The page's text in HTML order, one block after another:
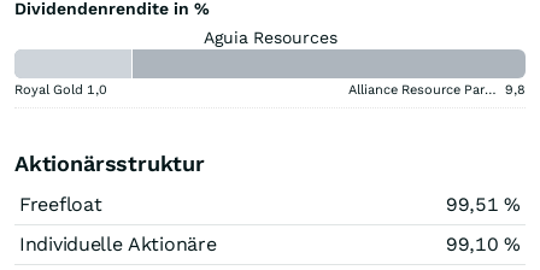
Dividendenrendite in %
Aguia Resources
Royal Gold 1,0 Alliance Resource Partners 9,8
Aktionärsstruktur
Freefloat
99,51 %
Individuelle Aktionäre
99,10 %